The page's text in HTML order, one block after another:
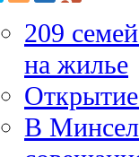
209
на жилье
В